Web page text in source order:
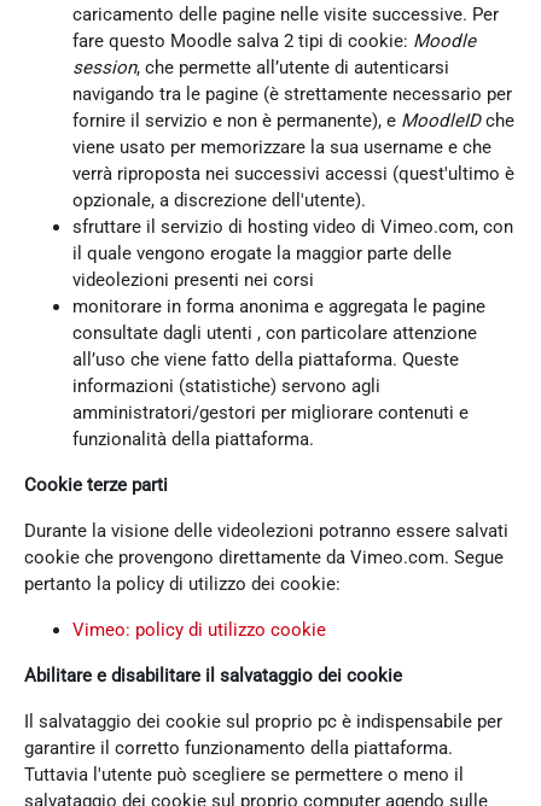
caricamento delle pagine nelle visite successive. Per
fare questo Moodle salva 2 tipi di cookie: Moodle
session, che permette all’utente di autenticarsi
navigando tra le pagine (è strettamente necessario per
fornire il servizio e non è permanente), e MoodleIDche
viene usato per memorizzare la sua username e che
verrà riproposta nei successivi accessi (quest'ultimo è
opzionale, a discrezione dell'utente).
sfruttare il servizio di hosting video di Vimeo.com, con
il quale vengono erogate la maggior parte delle
videolezioni presenti nei corsi
monitorare in forma anonima e aggregata le pagine
consultate dagli utenti , con particolare attenzione
all’uso che viene fatto della piattaforma. Queste
informazioni (statistiche) servono agli
amministratori/gestori per migliorare contenuti e
funzionalità della piattaforma.
Cookie terze parti
Durante la visione delle videolezioni potranno essere salvati
cookie che provengono direttamente da Vimeo.com. Segue
pertanto la policy di utilizzo dei cookie:
Vimeo: policy di utilizzo cookie
Abilitare e disabilitare il salvataggio dei cookie
Il salvataggio dei cookie sul proprio pc è indispensabile per
garantire il corretto funzionamento della piattaforma.
Tuttavia l'utente può scegliere se permettere o meno il
salvataggio dei cookie sul proprio computer agendo sulle